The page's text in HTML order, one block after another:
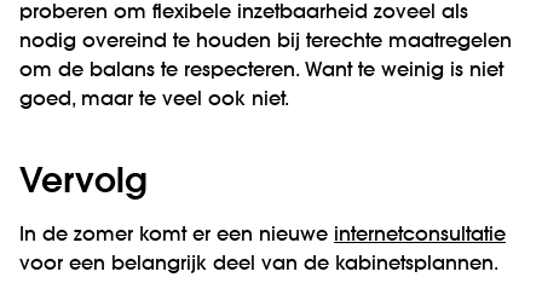
proberen om flexibele inzetbaarheid zoveel als
nodig overeind te houden bij terechte maatregelen
om de balans te respecteren. Want te weinig is niet
goed, maar te veel ook niet.
Vervolg
In de zomer komt er een nieuwe internetconsultatie
voor een belangrijk deel van de kabinetsplannen.